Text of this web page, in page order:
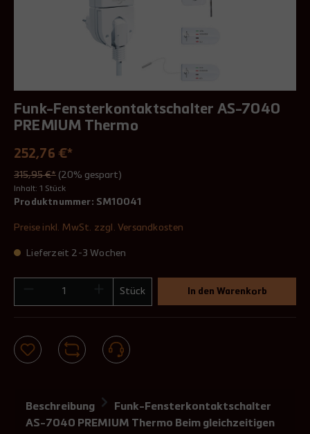
Funk-Fensterkontaktschalter AS-7040
PREMIUM Thermo
252,76 €*
315,95 €* (20% gespart)
Inhalt: 1 Stück
Produktnummer: SM10041
Preise inkl. MwSt. zzgl. Versandkosten
Lieferzeit 2-3 Wochen
Stück In den Warenkorb
Beschreibung
Funk-Fensterkontaktschalter
AS-7040 PREMIUM Thermo Beim gleichzeitigen